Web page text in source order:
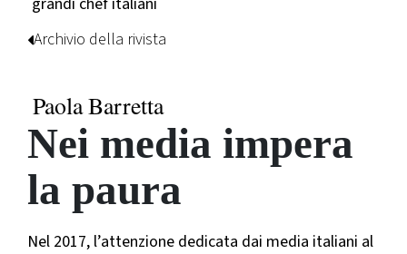
Archivio della rivista
Paola Barretta
Nei media impera
la paura
Nel 2017, l’attenzione dedicata dai media italiani al